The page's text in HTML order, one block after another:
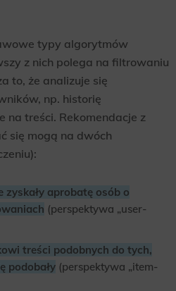
typy algorytmów
z nich polega na filtrowaniu
to, że analizuje się
np. historię
na treści. Rekomendacje z
się mogą na dwóch
aprobatę osób o
(perspektywa „user-
treści podobnych do tych,
podobały (perspektywa „item-